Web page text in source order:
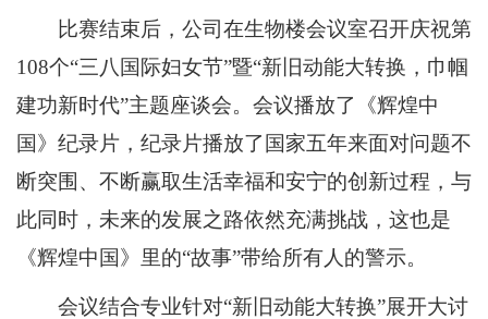
比赛结束后，公司在生物楼会议室召开庆祝第
108个“三八国际妇女节”暨“新旧动能大转换，巾帼
建功新时代”主题座谈会。会议播放了《辉煌中
国》纪录片，纪录片播放了国家五年来面对问题不
断突围、不断赢取生活幸福和安宁的创新过程，与
此同时，未来的发展之路依然充满挑战，这也是
《辉煌中国》里的“故事”带给所有人的警示。
会议结合专业针对“新旧动能大转换”展开大讨